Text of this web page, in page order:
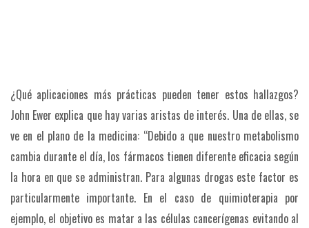
¿Qué aplicaciones más prácticas pueden tener estos hallazgos?
John Ewer explica que hay varias aristas de interés. Una de ellas, se
ve en el plano de la medicina: “Debido a que nuestro metabolismo
cambia durante el día, los fármacos tienen diferente eficacia según
la hora en que se administran. Para algunas drogas este factor es
particularmente importante. En el caso de quimioterapia por
ejemplo, el objetivo es matar a las células cancerígenas evitando al